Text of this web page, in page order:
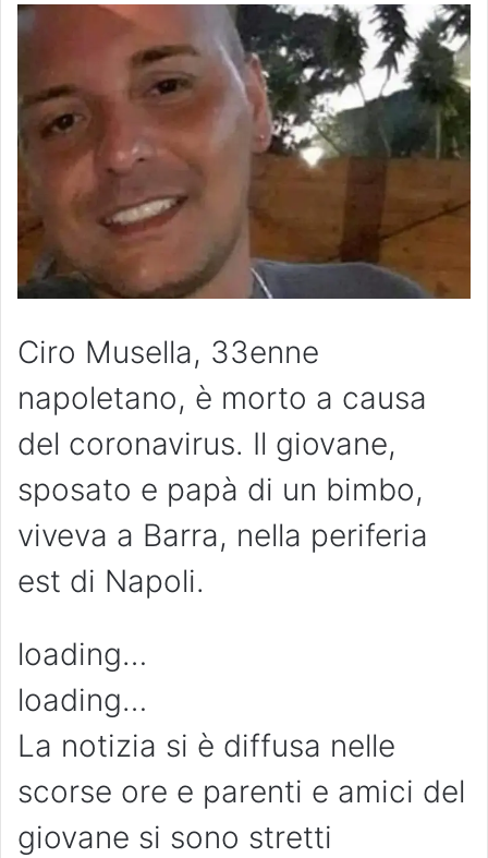
Ciro Musella, 33enne
napoletano, è morto a causa
del coronavirus. Il giovane,
sposato e papà di un bimbo,
viveva a Barra, nella periferia
est di Napoli.
loading…
loading…
La notizia si è diffusa nelle
scorse ore e parenti e amici del
giovane si sono stretti